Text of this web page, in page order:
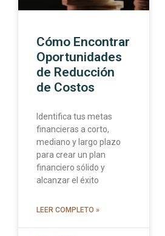
Cómo Encontrar
Oportunidades
de Reducción
de Costos
Identifica tus metas
financieras a corto,
mediano y largo plazo
para crear un plan
financiero sólido y
alcanzar el éxito
LEER COMPLETO »